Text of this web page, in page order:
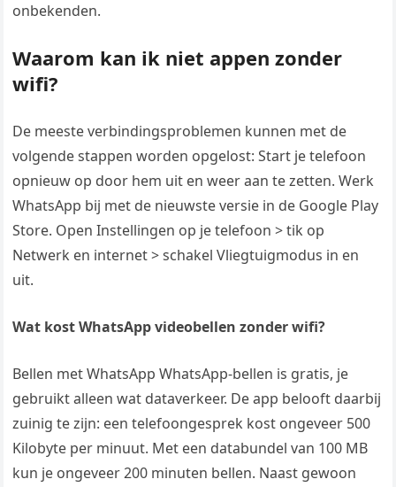
onbekenden.
Waarom kan ik niet appen zonder
wifi?
De meeste verbindingsproblemen kunnen met de
volgende stappen worden opgelost: Start je telefoon
opnieuw op door hem uit en weer aan te zetten. Werk
WhatsApp bij met de nieuwste versie in de Google Play
Store. Open Instellingen op je telefoon > tik op
Netwerk en internet > schakel Vliegtuigmodus in en
uit.
Wat kost WhatsApp videobellen zonder wifi?
Bellen met WhatsApp WhatsApp-bellen is gratis, je
gebruikt alleen wat dataverkeer. De app belooft daarbij
zuinig te zijn: een telefoongesprek kost ongeveer 500
Kilobyte per minuut. Met een databundel van 100 MB
kun je ongeveer 200 minuten bellen. Naast gewoon